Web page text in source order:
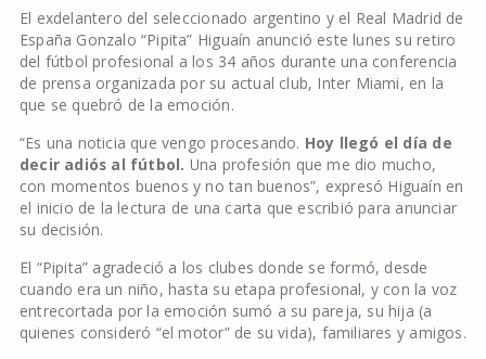
El exdelantero del seleccionado argentino y el Real Madrid de
España Gonzalo “Pipita” Higuaín anunció este lunes su retiro
del fútbol profesional a los 34 años durante una conferencia
de prensa organizada por su actual club, Inter Miami, en la
que se quebró de la emoción.
“Es una noticia que vengo procesando. Hoy llegó el día de
decir adiós al fútbol. Una profesión que me dio mucho,
con momentos buenos y no tan buenos”, expresó Higuaín en
el inicio de la lectura de una carta que escribió para anunciar
su decisión.
El “Pipita” agradeció a los clubes donde se formó, desde
cuando era un niño, hasta su etapa profesional, y con la voz
entrecortada por la emoción sumó a su pareja, su hija (a
quienes consideró “el motor” de su vida), familiares y amigos.